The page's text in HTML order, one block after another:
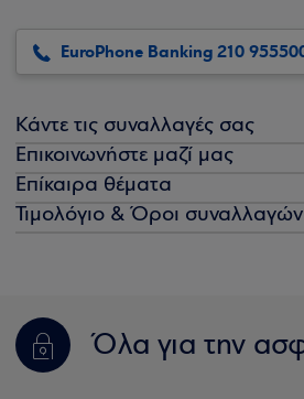
EuroPhone Banking 210
Κάντε τις συναλλαγές σας
Επικοινωνήστε μαζί μας
Επίκαιρα θέματα
Τιμολόγιο & Όροι συναλλαγών
Όλα για την